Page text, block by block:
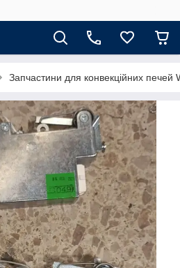
Запчастини для конвекційних печей